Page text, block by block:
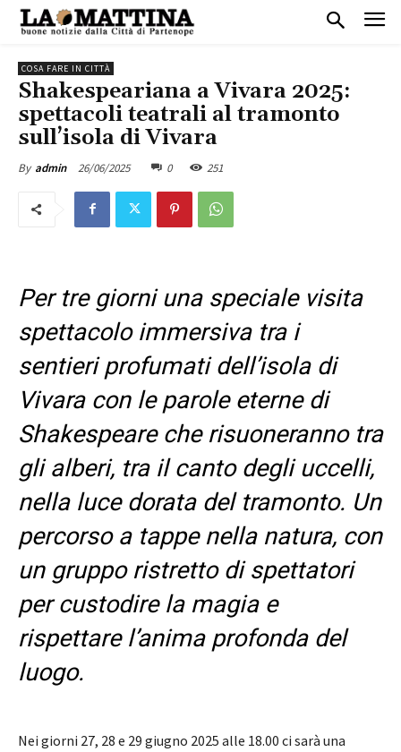
COSA FARE IN CITTÀ
Shakespeariana a Vivara 2025:
spettacoli teatrali al tramonto
sull’isola di Vivara
By admin 26/06/2025 0 251
Per tre giorni una speciale visita
spettacolo immersiva tra i
sentieri profumati dell’isola di
Vivara con le parole eterne di
Shakespeare che risuoneranno tra
gli alberi, tra il canto degli uccelli,
nella luce dorata del tramonto. Un
percorso a tappe nella natura, con
un gruppo ristretto di spettatori
per custodire la magia e
rispettare l’anima profonda del
luogo.
Nei giorni 27, 28 e 29 giugno 2025 alle 18.00 ci sarà una